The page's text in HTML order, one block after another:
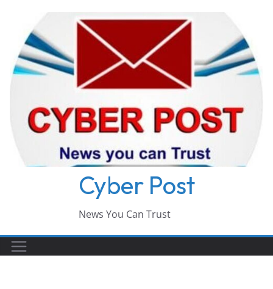
content
Cyber Post
News You Can Trust